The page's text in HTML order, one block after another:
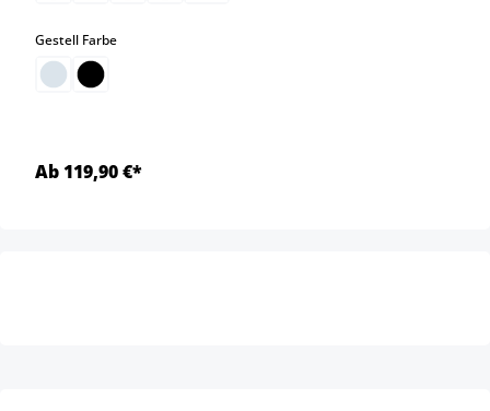
Gestell Farbeauswählen
Ab 119,90 €*